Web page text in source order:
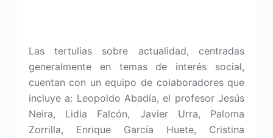
Las tertulias sobre actualidad, centradas
generalmente en temas de interés social,
cuentan con un equipo de colaboradores que
incluye a: Leopoldo Abadía, el profesor Jesús
Neira, Lidia Falcón, Javier Urra, Paloma
Zorrilla, Enrique García Huete, Cristina